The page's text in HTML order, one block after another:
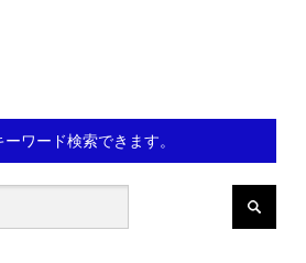
ワード検索できます。